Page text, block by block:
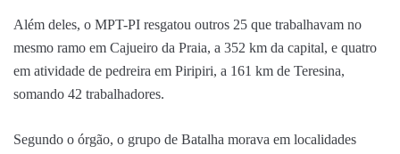
Além deles, o MPT-PI resgatou outros 25 que trabalhavam no
mesmo ramo em Cajueiro da Praia, a 352 km da capital, e quatro
em atividade de pedreira em Piripiri, a 161 km de Teresina,
somando 42 trabalhadores.
Segundo o órgão, o grupo de Batalha morava em localidades